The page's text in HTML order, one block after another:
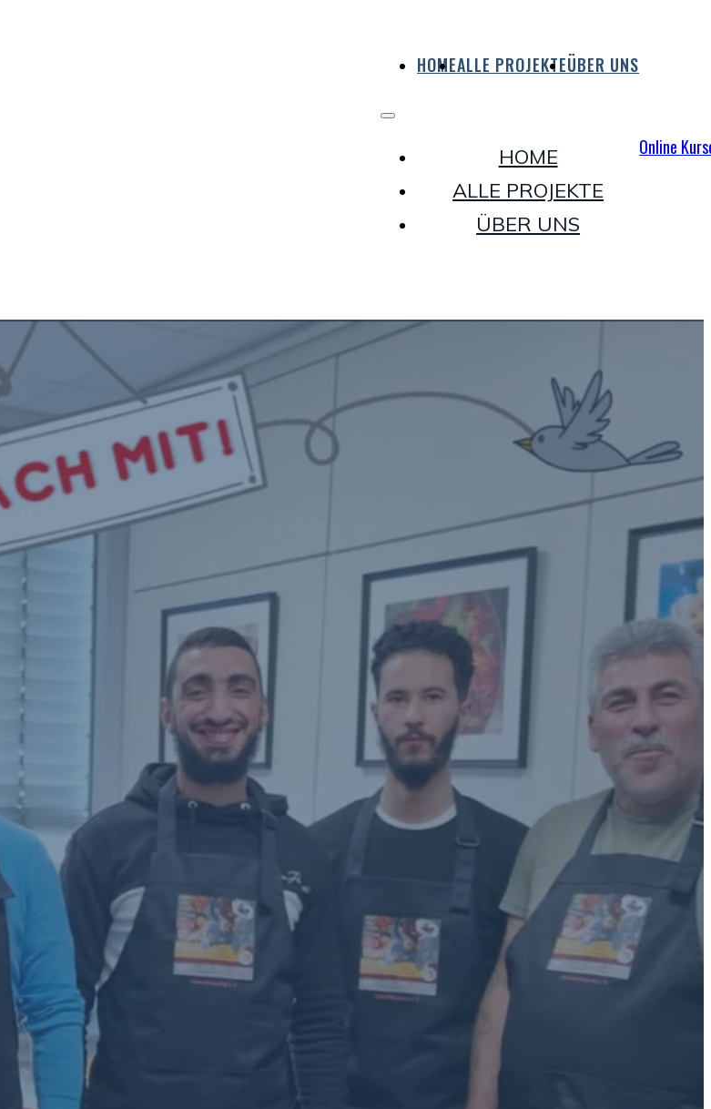
HOMEALLE PROJEKTEÜBER UNS
HOME
ALLE PROJEKTE
ÜBER UNS
Online